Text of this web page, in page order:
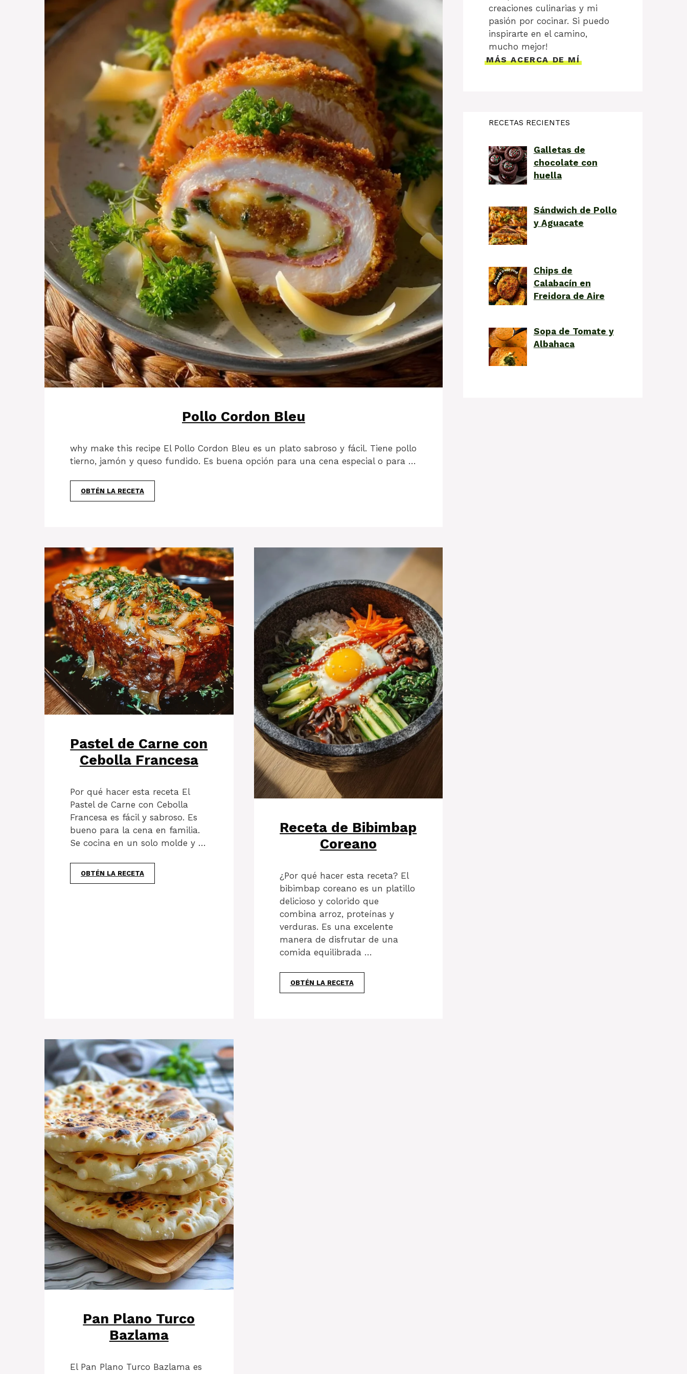
Pollo Cordon Bleu
why make this recipe El Pollo Cordon Bleu es un plato sabroso y fácil. Tiene pollo
tierno, jamón y queso fundido. Es buena opción para una cena especial o para …
OBTÉN LA RECETA
Pastel de Carne con
Cebolla Francesa
Por qué hacer esta receta El
Pastel de Carne con Cebolla
Francesa es fácil y sabroso. Es
bueno para la cena en familia.
Se cocina en un solo molde y …
OBTÉN LA RECETA
Receta de Bibimbap
Coreano
¿Por qué hacer esta receta? El
bibimbap coreano es un platillo
delicioso y colorido que
combina arroz, proteínas y
verduras. Es una excelente
manera de disfrutar de una
comida equilibrada …
OBTÉN LA RECETA
Pan Plano Turco
Bazlama
El Pan Plano Turco Bazlama es
creaciones culinarias y mi
pasión por cocinar. Si puedo
inspirarte en el camino,
mucho mejor!
MÁS ACERCA DE MÍ
RECETAS RECIENTES
Galletas de
chocolate con
huella
Sándwich de Pollo
y Aguacate
Chips de
Calabacín en
Freidora de Aire
Sopa de Tomate y
Albahaca